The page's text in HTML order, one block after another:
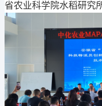
省农业科学院水稻研究